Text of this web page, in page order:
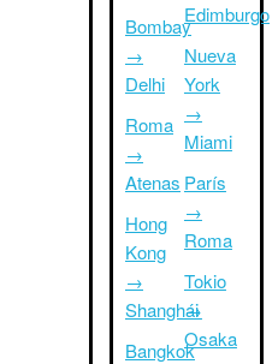
Bombay
→
Delhi
Roma
→
Atenas
Hong
Kong
→
Shanghái
Bangkok
Edimburgo
Nueva
York
→
Miami
París
→
Roma
Tokio
→
Osaka